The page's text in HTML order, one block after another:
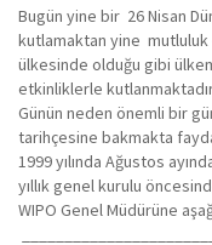
Bugün yine bir 26 Nisan
kutlamaktan yine mutluluk
ülkesinde olduğu gibi
etkinliklerle
Günün neden önemli bir
tarihçesine bakmakta
1999 yılında Ağustos
yıllık genel kurulu
WIPO Genel Müdürüne